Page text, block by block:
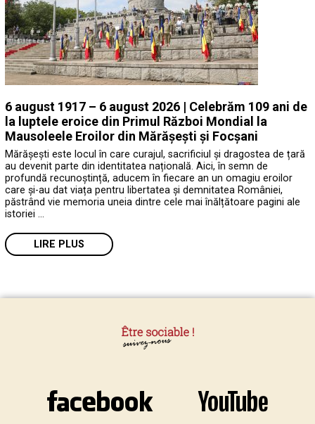
6 august 1917 – 6 august 2026 | Celebrăm 109 ani de
la luptele eroice din Primul Război Mondial la
Mausoleele Eroilor din Mărășești și Focșani
Mărășești este locul în care curajul, sacrificiul și dragostea de țară
au devenit parte din identitatea națională. Aici, în semn de
profundă recunoștință, aducem în fiecare an un omagiu eroilor
care și-au dat viața pentru libertatea și demnitatea României,
păstrând vie memoria uneia dintre cele mai înălțătoare pagini ale
istoriei …
LIRE PLUS